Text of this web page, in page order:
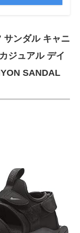
サンダル キャニ
ジュアル デイ
SANDAL